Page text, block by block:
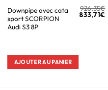
Downpipe avec cata
sport SCORPION
Audi S3 8P
926,35€
833,71€
AJOUTER AU PANIER